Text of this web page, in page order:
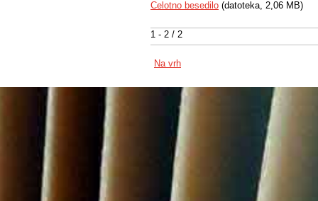
1 - 2 / 2
Celotno besedilo (datoteka, 2,06 MB)
Na vrh